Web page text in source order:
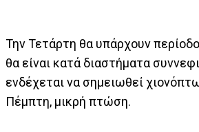
Την Τετάρτη θα υπάρχουν
θα είναι κατά διαστήματα
ενδέχεται να σημειωθεί
Πέμπτη, μικρή πτώση.